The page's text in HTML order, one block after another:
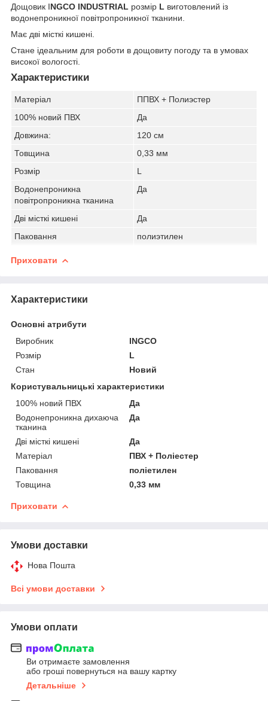
Дощовик INGCO INDUSTRIAL розмір L виготовлений із
водонепроникної повітропроникної тканини.
Має дві місткі кишені.
Стане ідеальним для роботи в дощовиту погоду та в умовах
високої вологості.
Характеристики
Матеріал
ППВХ + Полиэстер
100% новий ПВХ
Да
Довжина:
120 см
Товщина
0,33 мм
Розмір
L
Водонепроникна
повітропроникна тканина
Да
Дві місткі кишені
Да
Паковання
полиэтилен
Приховати
Характеристики
Основні атрибути
Виробник
INGCO
Розмір
L
Стан
Новий
Користувальницькі характеристики
100% новий ПВХ
Да
Водонепроникна дихаюча
тканина
Да
Дві місткі кишені
Да
Матеріал
ПВХ + Поліестер
Паковання
поліетилен
Товщина
0,33 мм
Приховати
Умови доставки
Нова Пошта
Всі умови доставки
Умови оплати
Ви отримаєте замовлення
або гроші повернуться на вашу картку
Детальніше